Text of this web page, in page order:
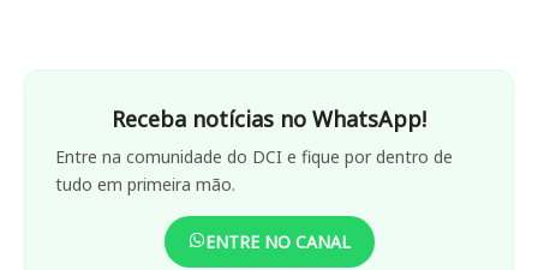
Receba notícias no WhatsApp!
Entre na comunidade do DCI e fique por dentro de
tudo em primeira mão.
ENTRE NO CANAL